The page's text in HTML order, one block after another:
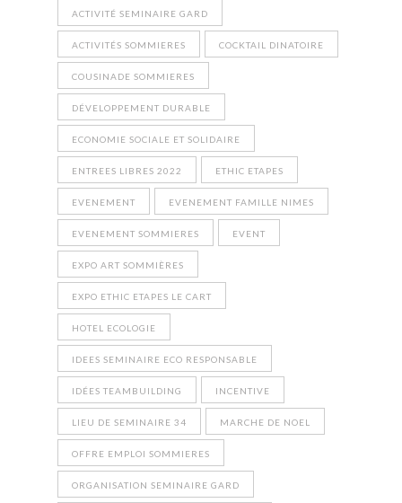
ACTIVITÉ SEMINAIRE GARD
ACTIVITÉS SOMMIERES COCKTAIL DINATOIRE
COUSINADE SOMMIERES
DÉVELOPPEMENT DURABLE
ECONOMIE SOCIALE ET SOLIDAIRE
ENTREES LIBRES 2022 ETHIC ETAPES
EVENEMENT EVENEMENT FAMILLE NIMES
EVENEMENT SOMMIERES EVENT
EXPO ART SOMMIÈRES
EXPO ETHIC ETAPES LE CART
HOTEL ECOLOGIE
IDEES SEMINAIRE ECO RESPONSABLE
IDÉES TEAMBUILDING INCENTIVE
LIEU DE SEMINAIRE 34 MARCHE DE NOEL
OFFRE EMPLOI SOMMIERES
ORGANISATION SEMINAIRE GARD